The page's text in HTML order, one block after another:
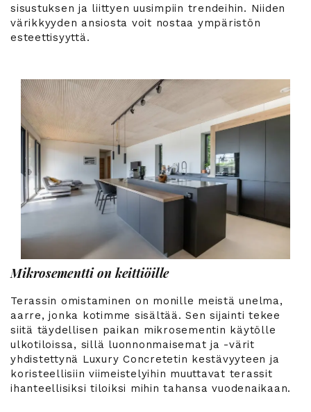
sisustuksen ja liittyen uusimpiin trendeihin. Niiden
värikkyyden ansiosta voit nostaa ympäristön
esteettisyyttä.
Mikrosementti on keittiöille
Terassin omistaminen on monille meistä unelma,
aarre, jonka kotimme sisältää. Sen sijainti tekee
siitä täydellisen paikan mikrosementin käytölle
ulkotiloissa, sillä luonnonmaisemat ja -värit
yhdistettynä Luxury Concretetin kestävyyteen ja
koristeellisiin viimeistelyihin muuttavat terassit
ihanteellisiksi tiloiksi mihin tahansa vuodenaikaan.